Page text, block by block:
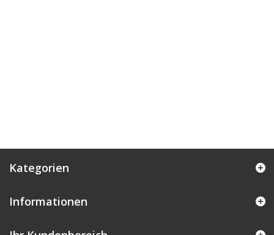
Kategorien
Informationen